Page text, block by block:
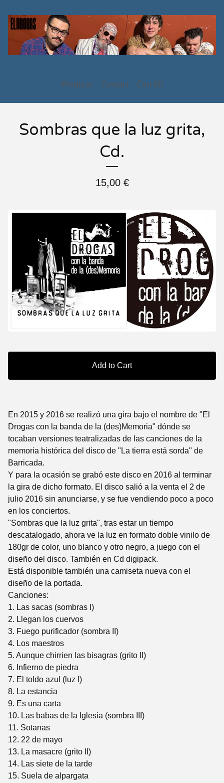
Products Contact Cart (0)
Sombras que la luz grita,
Cd.
15,00 €
Add to Cart
En 2015 y 2016 se realizó una gira bajo el nombre de "El
Drogas con la banda de la (des)Memoria" dónde se
tocaban versiones teatralizadas de las canciones de la
memoria histórica del disco de "La tierra está sorda" de
Barricada.
Y para la ocasión se grabó este disco en 2016 al terminar
la gira de dicho formato. El disco salió a la venta el 2 de
julio 2016 sin anunciarse, y se fue vendiendo poco a poco
en los conciertos.
"Sombras que la luz grita", tras estar un tiempo
descatalogado, ahora ve la luz en formato doble vinilo de
180gr de color, uno blanco y otro negro, a juego con el
diseño del disco. También en Cd digipack.
Está disponible también una camiseta nueva con el
diseño de la portada.
Canciones:
1. Las sacas (sombras I)
2. Llegan los cuervos
3. Fuego purificador (sombra II)
4. Los maestros
5. Aunque chirrien las bisagras (grito II)
6. Infierno de piedra
7. El toldo azul (luz I)
8. La estancia
9. Es una carta
10. Las babas de la Iglesia (sombra III)
11. Sotanas
12. 22 de mayo
13. La masacre (grito II)
14. Las siete de la tarde
15. Suela de alpargata